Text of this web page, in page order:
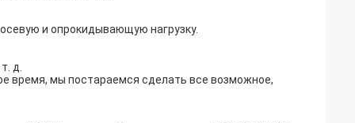
и опрокидывающую нагрузку.
д.
время, мы постараемся сделать все возможное,